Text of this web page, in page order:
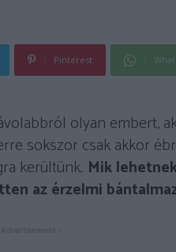
Pinterest
olyan embert,
sokszor csak akkor
kerültünk. Mik
az érzelmi
- Advertisement -